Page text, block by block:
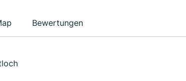
Bewertungen